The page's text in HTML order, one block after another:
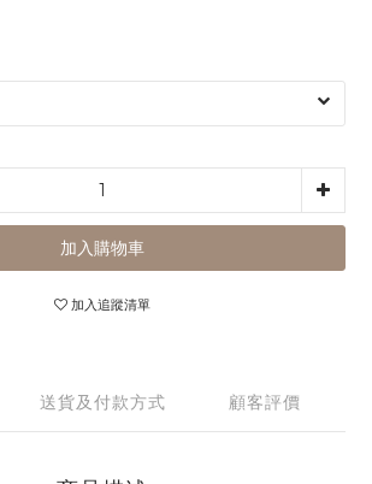
加入購物車
加入追蹤清單
送貨及付款方式 顧客評價